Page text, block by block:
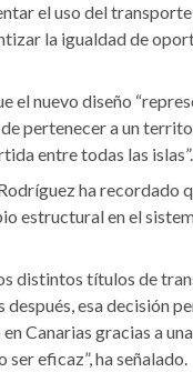
el uso del
la igualdad de
el nuevo diseño
pertenecer a un
entre todas las islas”.
ha recordado
estructural en el
distintos títulos de
después, esa decisión
Canarias gracias a
eficaz”, ha señalado.